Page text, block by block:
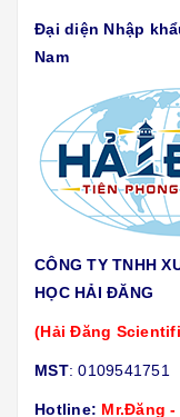
Đại diện Nhập
Nam
CÔNG TY TNHH
HỌC HẢI ĐĂNG
(Hải Đăng
MST: 0109541751
Hotline: Mr.Đăng -